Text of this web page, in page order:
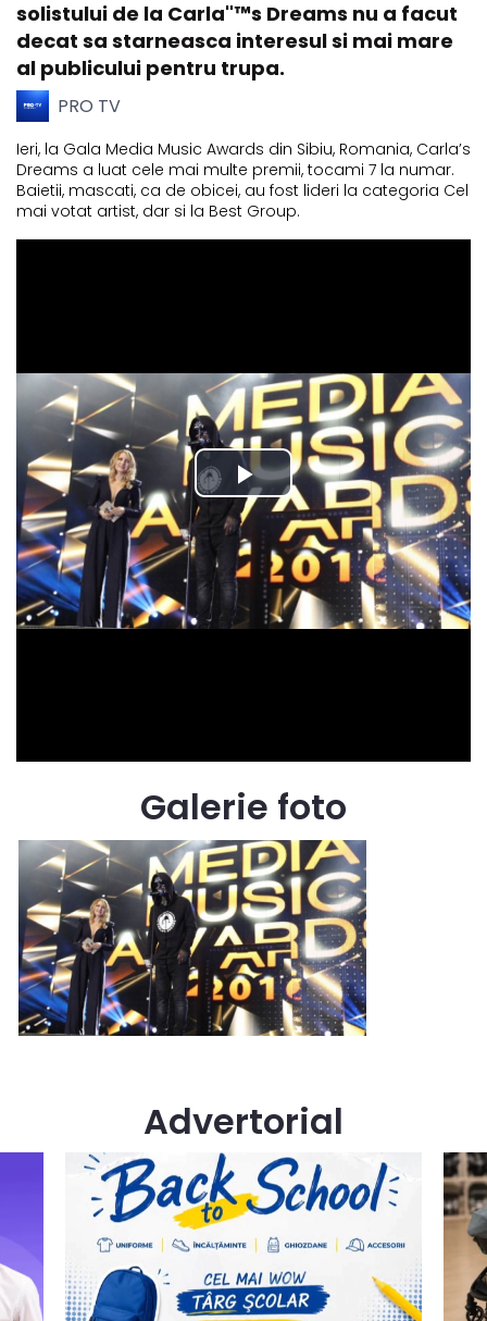
solistului de la Carla"™s Dreams nu a facut
decat sa starneasca interesul si mai mare
al publicului pentru trupa.
PRO TV
Ieri, la Gala Media Music Awards din Sibiu, Romania, Carla’s
Dreams a luat cele mai multe premii, tocami 7 la numar.
Baietii, mascati, ca de obicei, au fost lideri la categoria Cel
mai votat artist, dar si la Best Group.
Galerie foto
Advertorial